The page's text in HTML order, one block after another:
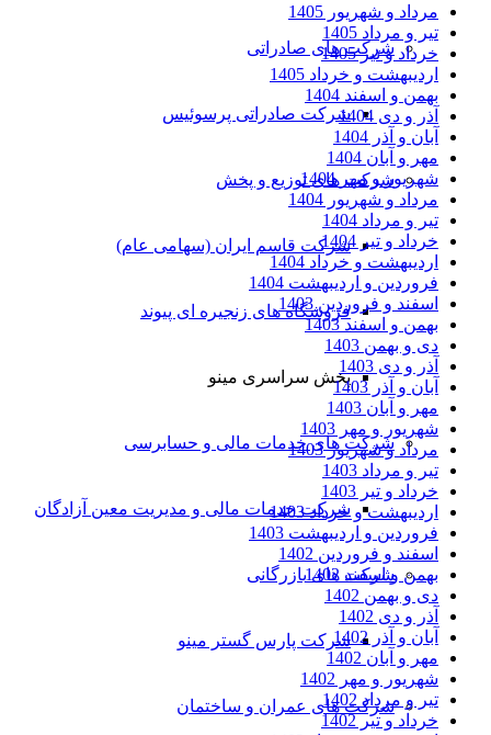
شرکت های صادراتی
شرکت صادراتی پرسوئیس
شرکت های توزیع و پخش
شرکت قاسم ایران (سهامی عام)
فروشگاه های زنجیره ای پیوند
پخش سراسری مینو
شرکت های خدمات مالی و حسابرسی
شرکت خدمات مالی و مدیریت معین آزادگان
شرکت های بازرگانی
شرکت پارس گستر مینو
شرکت های عمران و ساختمان
مرداد و شهریور 1405
تیر و مرداد 1405
خرداد و تیر 1405
اردیبهشت و خرداد 1405
بهمن و اسفند 1404
آذر و دی 1404
آبان و آذر 1404
مهر و آبان 1404
شهریور و مهر 1404
مرداد و شهریور 1404
تیر و مرداد 1404
خرداد و تیر 1404
اردیبهشت و خرداد 1404
فروردین و اردیبهشت 1404
اسفند و فروردین 1403
بهمن و اسفند 1403
دی و بهمن 1403
آذر و دی 1403
آبان و آذر 1403
مهر و آبان 1403
شهریور و مهر 1403
مرداد و شهریور 1403
تیر و مرداد 1403
خرداد و تیر 1403
اردیبهشت و خرداد 1403
فروردین و اردیبهشت 1403
اسفند و فروردین 1402
بهمن و اسفند 1402
دی و بهمن 1402
آذر و دی 1402
آبان و آذر 1402
مهر و آبان 1402
شهریور و مهر 1402
تیر و مرداد 1402
خرداد و تیر 1402